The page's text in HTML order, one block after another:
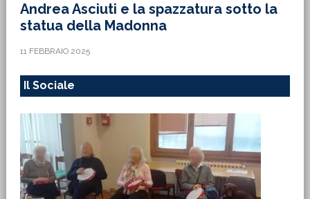
Andrea Asciuti e la spazzatura sotto la
statua della Madonna
11 FEBBRAIO 2025
Il Sociale